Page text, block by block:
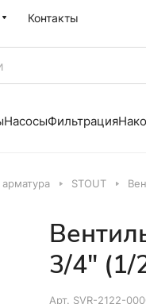
Контакты
НасосыФильтрация
STOUT
3/4" (1/
Арт. SVR-2122-